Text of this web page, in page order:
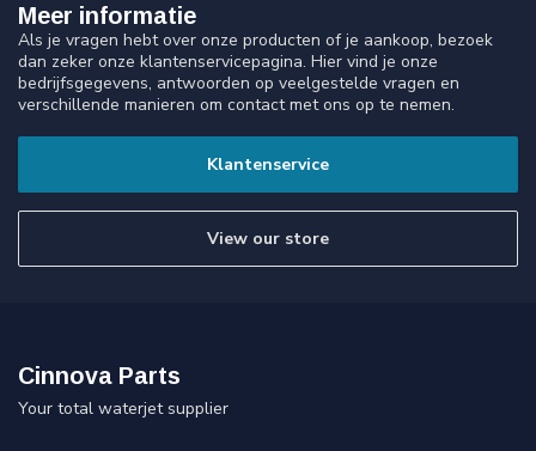
Meer informatie
Als je vragen hebt over onze producten of je aankoop, bezoek
dan zeker onze klantenservicepagina. Hier vind je onze
bedrijfsgegevens, antwoorden op veelgestelde vragen en
verschillende manieren om contact met ons op te nemen.
Klantenservice
View our store
Cinnova Parts
Your total waterjet supplier